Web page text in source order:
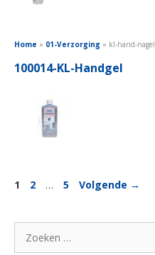
Home » 01-Verzorging » kl-hand-nagel
100014-KL-Handgel
Pagina
1 Pagina
2 … Pagina
5 Volgende →